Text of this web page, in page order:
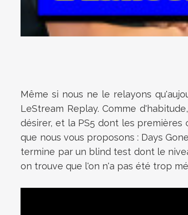
Même si nous ne le relayons
LeStream Replay. Comme
désirer, et la PS5 dont les premières
que nous vous proposons : Days
termine par un blind test dont le
on trouve que l'on n'a pas été trop